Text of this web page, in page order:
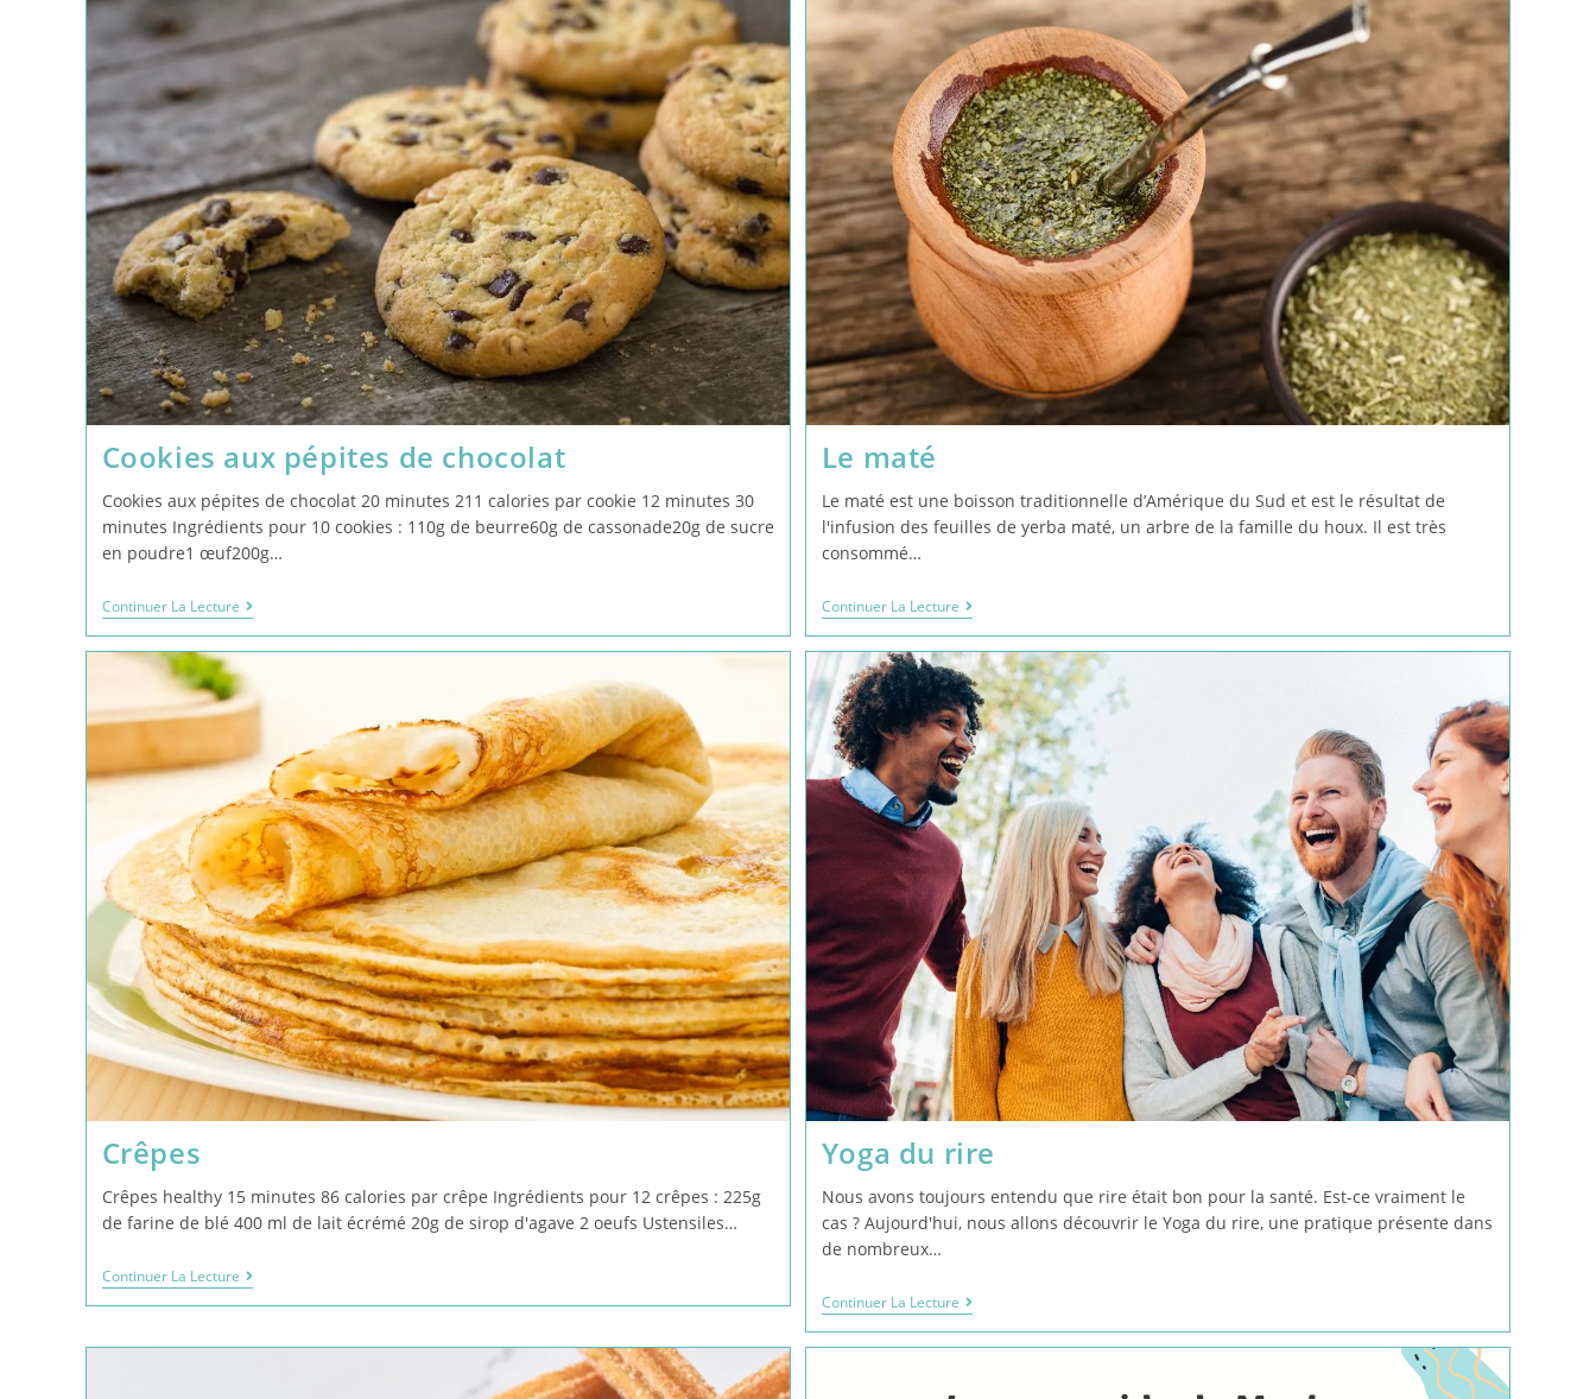
Cookies aux pépites de chocolat
Cookies aux pépites de chocolat 20 minutes 211 calories par cookie 12 minutes 30
minutes Ingrédients pour 10 cookies : 110g de beurre60g de cassonade20g de sucre
en poudre1 œuf200g…
Continuer La Lecture
Le maté
Le maté est une boisson traditionnelle d’Amérique du Sud et est le résultat de
l'infusion des feuilles de yerba maté, un arbre de la famille du houx. Il est très
consommé…
Continuer La Lecture
Crêpes
Crêpes healthy 15 minutes 86 calories par crêpe Ingrédients pour 12 crêpes : 225g
de farine de blé 400 ml de lait écrémé 20g de sirop d'agave 2 oeufs Ustensiles…
Continuer La Lecture
Yoga du rire
Nous avons toujours entendu que rire était bon pour la santé. Est-ce vraiment le
cas ? Aujourd'hui, nous allons découvrir le Yoga du rire, une pratique présente dans
de nombreux…
Continuer La Lecture